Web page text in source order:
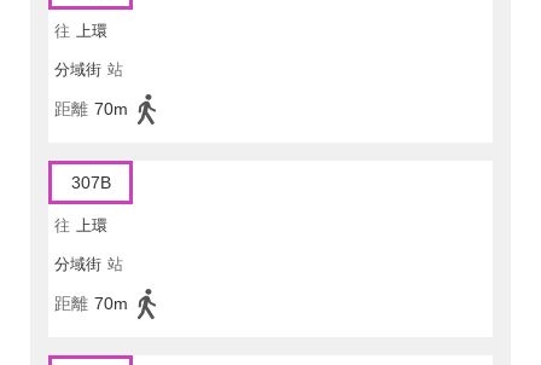
往 上環
分域街 站
距離 70m
307B
往 上環
分域街 站
距離 70m